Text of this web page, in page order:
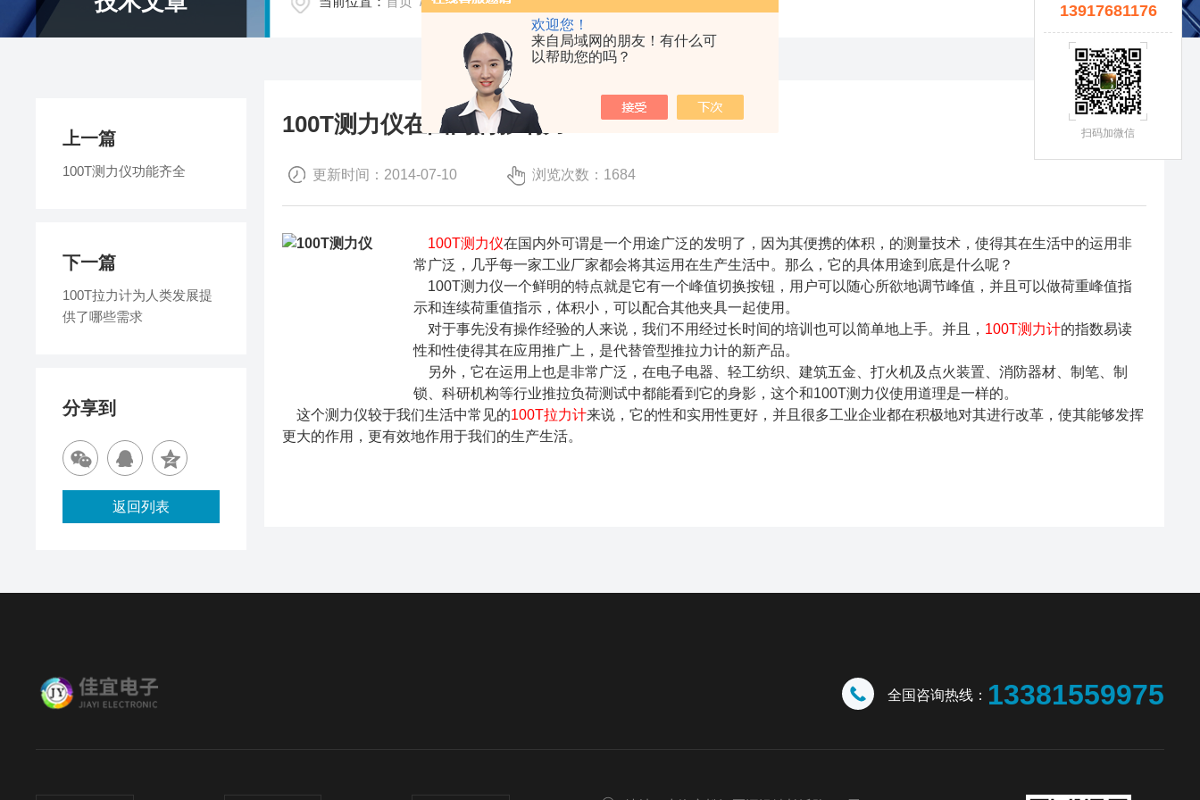
欢迎您！
来自局域网的朋友！有什么可
以帮助您的吗？
100T测力仪在国内的影响力
更新时间：2014-07-10 浏览次数：1684
100T测力仪在国内外可谓是一个用途广泛的发明了，因为其便携的体积，的测量技术，使得其在生活中的运用非
常广泛，几乎每一家工业厂家都会将其运用在生产生活中。那么，它的具体用途到底是什么呢？
100T测力仪一个鲜明的特点就是它有一个峰值切换按钮，用户可以随心所欲地调节峰值，并且可以做荷重峰值指
示和连续荷重值指示，体积小，可以配合其他夹具一起使用。
对于事先没有操作经验的人来说，我们不用经过长时间的培训也可以简单地上手。并且， 100T测力计的指数易读
性和性使得其在应用推广上，是代替管型推拉力计的新产品。
另外，它在运用上也是非常广泛，在电子电器、轻工纺织、建筑五金、打火机及点火装置、消防器材、制笔、制
锁、科研机构等行业推拉负荷测试中都能看到它的身影，这个和100T测力仪使用道理是一样的。
这个测力仪较于我们生活中常见的100T拉力计来说，它的性和实用性更好，并且很多工业企业都在积极地对其进行改革，使其能够发挥
更大的作用，更有效地作用于我们的生产生活。
上一篇
100T测力仪功能齐全
下一篇
100T拉力计为人类发展提
供了哪些需求
分享到
返回列表
全国咨询热线： 13381559975
13917681176
扫码加微信